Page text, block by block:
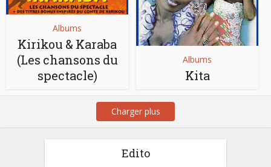
Albums
Kirikou & Karaba
(Les chansons du
spectacle)
Albums
Kita
Charger plus
Edito